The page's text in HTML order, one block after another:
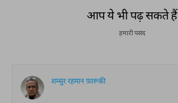
आप ये भी पढ़ सकते हैं
हमारी पसंद
शम्सुर रहमान फ़ारूक़ी